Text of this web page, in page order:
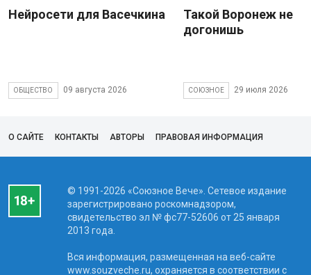
Нейросети для Васечкина
ОБЩЕСТВО 09 августа 2026
Такой Воронеж не
догонишь
СОЮЗНОЕ 29 июля 2026
О САЙТЕ КОНТАКТЫ АВТОРЫ ПРАВОВАЯ ИНФОРМАЦИЯ
© 1991-2026 «Союзное Вече». Сетевое издание
зарегистрировано роскомнадзором,
свидетельство эл № фc77-52606 от 25 января
2013 года.
Вся информация, размещенная на веб-сайте
www.souzveche.ru, охраняется в соответствии с